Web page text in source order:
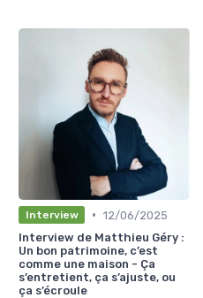
Interview • 12/06/2025
Interview de Matthieu Géry :
Un bon patrimoine, c’est
comme une maison - Ça
s’entretient, ça s’ajuste, ou
ça s’écroule